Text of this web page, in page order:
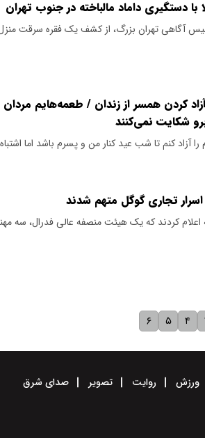
کردن همسر از زندان / طعمه‌هایم
شکایت نمی‌کنند
کنم تا شب عید کنار من و پسرم باشد اما اشتباه
تجاری گوگل متهم شدند
اعلام کردند که یک هیئت منصفه عالی فدرال، سه
۴ ۵ ۶
ورزش روایت تصویر صدای شرق